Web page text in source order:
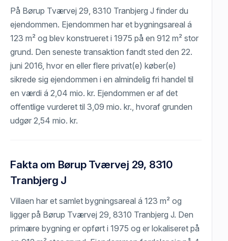
På Børup Tværvej 29, 8310 Tranbjerg J finder du
ejendommen. Ejendommen har et bygningsareal á
123 m² og blev konstrueret i 1975 på en 912 m² stor
grund. Den seneste transaktion fandt sted den 22.
juni 2016, hvor en eller flere privat(e) køber(e)
sikrede sig ejendommen i en almindelig fri handel til
en værdi á 2,04 mio. kr. Ejendommen er af det
offentlige vurderet til 3,09 mio. kr., hvoraf grunden
udgør 2,54 mio. kr.
Fakta om Børup Tværvej 29, 8310
Tranbjerg J
Villaen har et samlet bygningsareal á 123 m² og
ligger på Børup Tværvej 29, 8310 Tranbjerg J. Den
primære bygning er opført i 1975 og er lokaliseret på